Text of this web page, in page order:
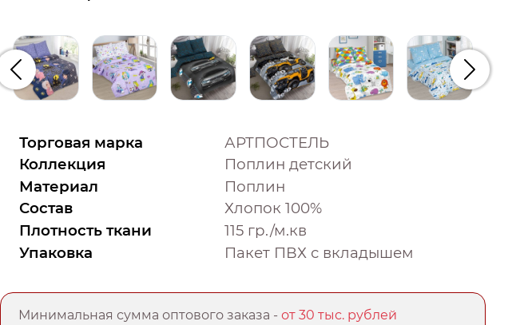
Предыдущий
Торговая марка
АРТПОСТЕЛЬ
Коллекция
Поплин детский
Материал
Поплин
Состав
Хлопок 100%
Плотность ткани
115 гр./м.кв
Упаковка
Пакет ПВХ с вкладышем
Минимальная сумма оптового заказа -от 30 тыс. рублей